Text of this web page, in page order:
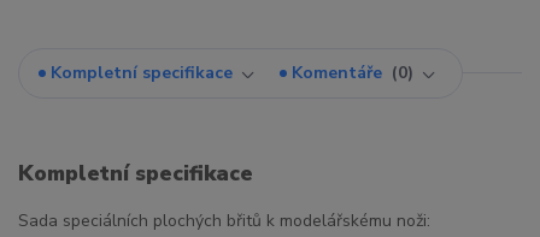
Kompletní specifikace Komentáře 0
Kompletní specifikace
Sada speciálních plochých břitů k modelářskému noži: